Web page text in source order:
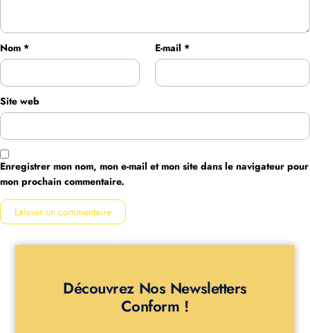
Nom * E-mail *
Site web
Enregistrer mon nom, mon e-mail et mon site dans le navigateur pour
mon prochain commentaire.
Découvrez Nos Newsletters
Conform !